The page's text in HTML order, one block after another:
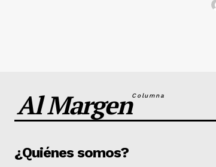
Al MargenColumna
¿Quiénes somos?